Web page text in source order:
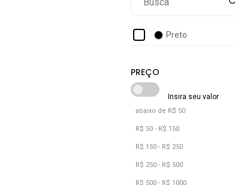
Armyz
Boen Jeans
Bredeni
Calvin Klein Underwear
Preto
abaixo de R$ 50
R$ 50 - R$ 150
R$ 150 - R$ 250
R$ 250 - R$ 500
R$ 500 - R$ 1000